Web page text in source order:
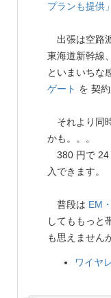
プランも提供」
出張は空路
東海道新幹線
といまいちな
ゲート を 契
それより同
かも。。。
380 円で 24
入できます。
普段は EM
してももっと
も思えません
ワイヤ